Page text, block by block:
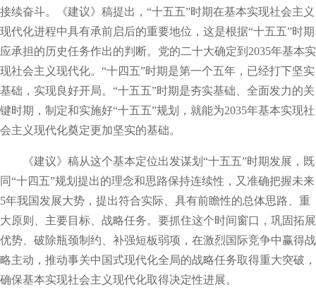
接续奋斗。《建议》稿提出，“十五五”时期在基本实现社会主义
现代化进程中具有承前启后的重要地位，这是根据“十五五”时期
应承担的历史任务作出的判断。党的二十大确定到2035年基本实
现社会主义现代化。“十四五”时期是第一个五年，已经打下坚实
基础，实现良好开局。“十五五”时期是夯实基础、全面发力的关
键时期，制定和实施好“十五五”规划，就能为2035年基本实现社
会主义现代化奠定更加坚实的基础。
《建议》稿从这个基本定位出发谋划“十五五”时期发展，既
同“十四五”规划提出的理念和思路保持连续性，又准确把握未来
5年我国发展大势，提出符合实际、具有前瞻性的总体思路、重
大原则、主要目标、战略任务。要抓住这个时间窗口，巩固拓展
优势、破除瓶颈制约、补强短板弱项，在激烈国际竞争中赢得战
略主动，推动事关中国式现代化全局的战略任务取得重大突破，
确保基本实现社会主义现代化取得决定性进展。